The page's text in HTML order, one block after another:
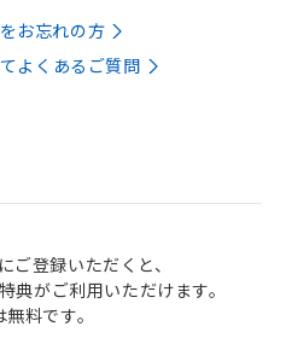
お忘れの方
よくあるご質問
ご登録いただくと、
典がご利用いただけます。
料です。